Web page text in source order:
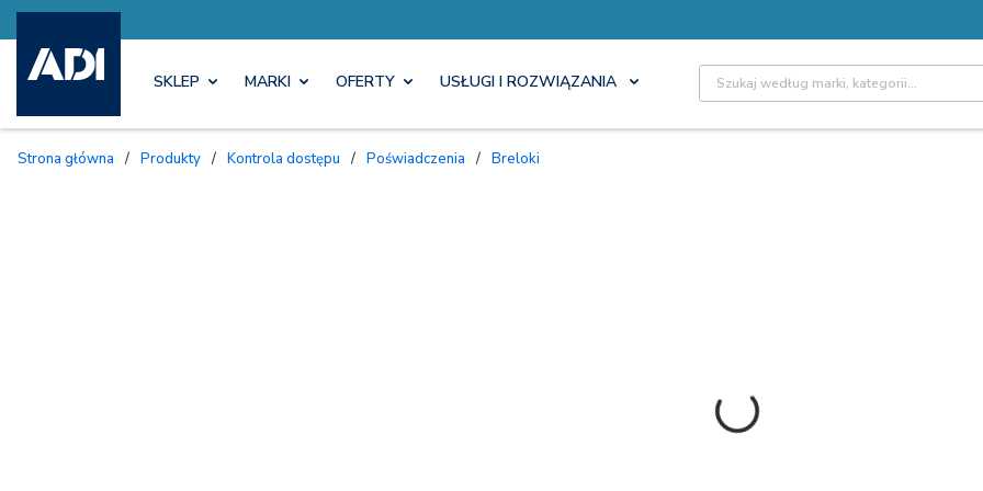
SKLEP MARKI OFERTY USŁUGI I ROZWIĄZANIA Site Search
Strona główna / Produkty / Kontrola dostępu / Poświadczenia / Breloki